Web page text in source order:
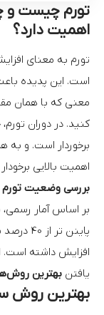
تورم چیست و
اهمیت دارد؟
تورم به معنای
است. این پدیده
معنی که با همان
کنید. در دوران تورم،
برخوردار است. و به
اهمیت بالایی
بررسی وضعیت تورم در
پاینن
افزایش داشته است.
یافتن بهترین
بهترین روش‌